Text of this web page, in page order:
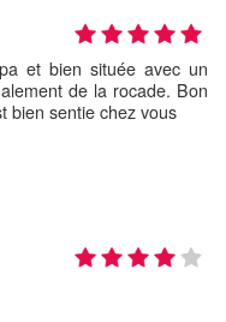
et bien située avec un
de la rocade. Bon
bien sentie chez vous